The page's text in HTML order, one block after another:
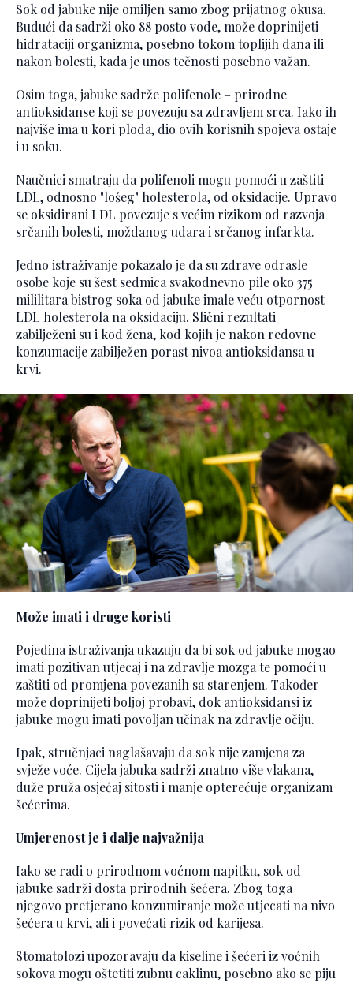
Sok od jabuke nije omiljen samo zbog prijatnog okusa.
Budući da sadrži oko 88 posto vode, može doprinijeti
hidrataciji organizma, posebno tokom toplijih dana ili
nakon bolesti, kada je unos tečnosti posebno važan.
Osim toga, jabuke sadrže polifenole – prirodne
antioksidanse koji se povezuju sa zdravljem srca. Iako ih
najviše ima u kori ploda, dio ovih korisnih spojeva ostaje
i u soku.
Naučnici smatraju da polifenoli mogu pomoći u zaštiti
LDL, odnosno "lošeg" holesterola, od oksidacije. Upravo
se oksidirani LDL povezuje s većim rizikom od razvoja
srčanih bolesti, moždanog udara i srčanog infarkta.
Jedno istraživanje pokazalo je da su zdrave odrasle
osobe koje su šest sedmica svakodnevno pile oko 375
mililitara bistrog soka od jabuke imale veću otpornost
LDL holesterola na oksidaciju. Slični rezultati
zabilježeni su i kod žena, kod kojih je nakon redovne
konzumacije zabilježen porast nivoa antioksidansa u
krvi.
Može imati i druge koristi
Pojedina istraživanja ukazuju da bi sok od jabuke mogao
imati pozitivan utjecaj i na zdravlje mozga te pomoći u
zaštiti od promjena povezanih sa starenjem. Također
može doprinijeti boljoj probavi, dok antioksidansi iz
jabuke mogu imati povoljan učinak na zdravlje očiju.
Ipak, stručnjaci naglašavaju da sok nije zamjena za
svježe voće. Cijela jabuka sadrži znatno više vlakana,
duže pruža osjećaj sitosti i manje opterećuje organizam
šećerima.
Umjerenost je i dalje najvažnija
Iako se radi o prirodnom voćnom napitku, sok od
jabuke sadrži dosta prirodnih šećera. Zbog toga
njegovo pretjerano konzumiranje može utjecati na nivo
šećera u krvi, ali i povećati rizik od karijesa.
Stomatolozi upozoravaju da kiseline i šećeri iz voćnih
sokova mogu oštetiti zubnu caklinu, posebno ako se piju